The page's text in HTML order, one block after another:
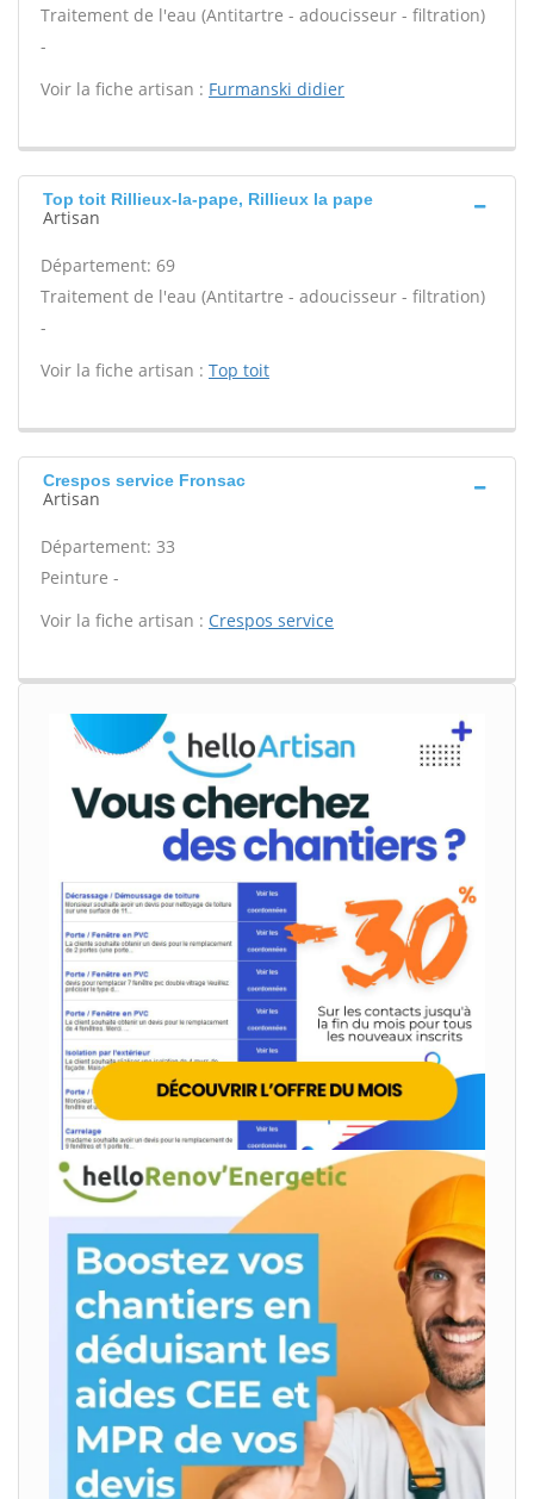
Traitement de l'eau (Antitartre - adoucisseur - filtration)
-
Voir la fiche artisan : Furmanski didier
Top toit Rillieux-la-pape, Rillieux la pape
Artisan
Département: 69
Traitement de l'eau (Antitartre - adoucisseur - filtration)
-
Voir la fiche artisan : Top toit
Crespos service Fronsac
Artisan
Département: 33
Peinture -
Voir la fiche artisan : Crespos service